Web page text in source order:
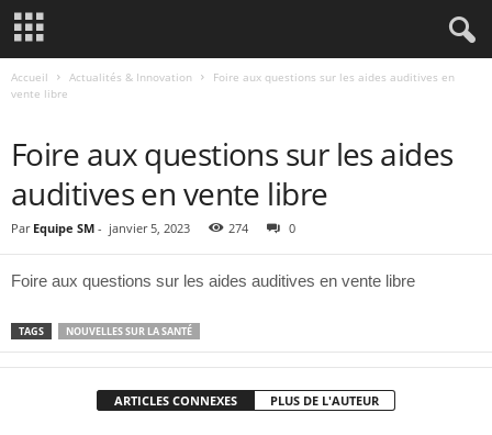
Accueil Actualités & Innovation
Foire aux questions sur les aides auditives en
vente libre
Foire aux questions sur les aides
auditives en vente libre
Par Equipe SM - janvier 5, 2023 274 0
Foire aux questions sur les aides auditives en vente libre
TAGS NOUVELLES SUR LA SANTÉ
ARTICLES CONNEXES PLUS DE L'AUTEUR